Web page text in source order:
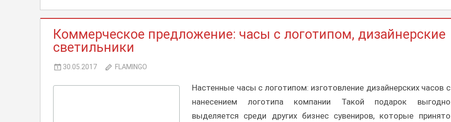
КОММЕРЧЕСКИЕ
ПРЕДЛОЖЕНИЯ,
СОТРУДНИЧЕСТВО
Коммерческое предложение: часы с логотипом, дизайнерские
светильники
30.05.2017 FLAMINGO
Настенные часы с логотипом: изготовление дизайнерских часов с
нанесением логотипа компании Такой подарок выгодно
выделяется среди других бизнес сувениров, которые принято